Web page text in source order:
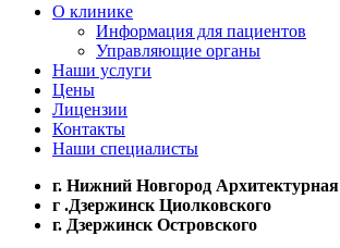
О клинике
Информация для пациентов
Управляющие органы
Наши услуги
Цены
Лицензии
Контакты
Наши специалисты
г. Нижний Новгород Архитектурная
г .Дзержинск Циолковского
г. Дзержинск Островского